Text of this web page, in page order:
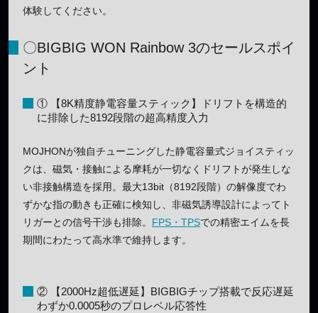
体験してください。
〇BIGBIG WON Rainbow 3のセールスポイ
ント
① 【8K精度静電容量スティック】ドリフトを構造的
に排除した8192段階の超高精度入力
MOJHONが独自チューニングした静電容量式ジョイスティッ
クは、磁気・接触による摩耗が一切なくドリフトが発生しな
い非接触構造を採用。最大13bit（8192段階）の解像度でわ
ずかな指の動きも正確に検知し、非磁気誘導設計によってト
リガーとの信号干渉も排除。 FPS・TPSでの精密エイムを長
期間にわたって高水準で維持します。
② 【2000Hz超低遅延】BIGBIGチップ搭載で反応遅延
わずか0.0005秒のプロレベル応答性